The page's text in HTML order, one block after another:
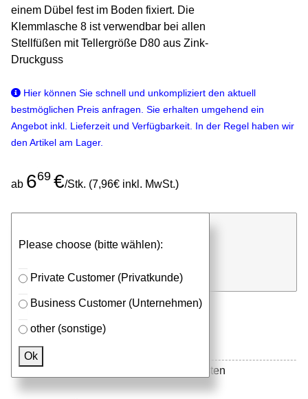
einem Dübel fest im Boden fixiert. Die
Klemmlasche 8 ist verwendbar bei allen
Stellfüßen mit Tellergröße D80 aus Zink-
Druckguss
Hier können Sie schnell und unkompliziert den aktuell
bestmöglichen Preis anfragen. Sie erhalten umgehend ein
Angebot inkl. Lieferzeit und Verfügbarkeit. In der Regel haben wir
den Artikel am Lager.
ab 669 €/Stk. (7,96€ inkl. MwSt.)
Please choose (bitte wählen):
Private Customer (Privatkunde)
Business Customer (Unternehmen)
other (sonstige)
Ok
⮮
Stk. in Anfrageliste
Stellfuss 8 D40 ZN M8x100 für hohe Lasten